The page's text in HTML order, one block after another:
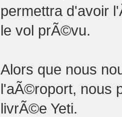
permettra d'avoir
le vol prÃ©vu.
Alors que nous
l'aÃ©roport, nous
livrÃ©e Yeti.